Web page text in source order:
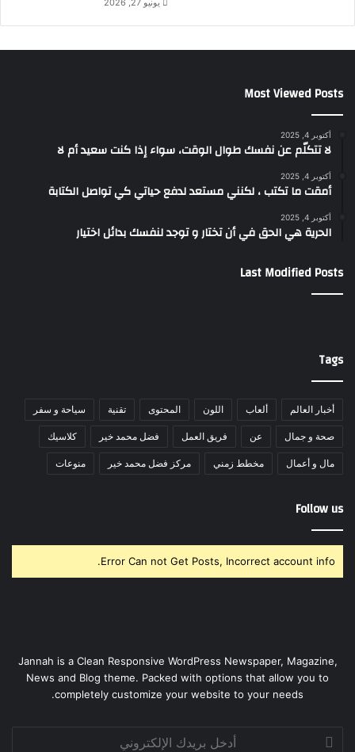
يونيو 27, 2026
Most Viewed Posts
أكتوبر 4, 2025
لا تتكلّم عن نفسك طوال الوقت، سواء إذا كنت سعيد أم لا
أكتوبر 4, 2025
أمقت ما تكتب ، لكنني مستعد لدفع حياتي كي تواصل الكتابة
أكتوبر 4, 2025
الحرية هي الحق في أن تختار و توجد لنفسك بدائل اختيار
Last Modified Posts
Tags
أخبار العالم ألعاب اللون المحتوى تقنية سياحة و سفر
صحة و جمال عن فريق العمل فضل محمد خير كلاسيك
مال و أعمال مخطط زمني مركز فضل محمد خير منوعات
Follow us
Error Can not Get Posts, Incorrect account info.
Jannah is a Clean Responsive WordPress Newspaper, Magazine,
News and Blog theme. Packed with options that allow you to
completely customize your website to your needs.
أدخل